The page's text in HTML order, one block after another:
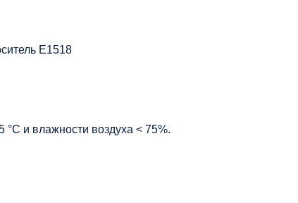
Е1518
и влажности воздуха < 75%.